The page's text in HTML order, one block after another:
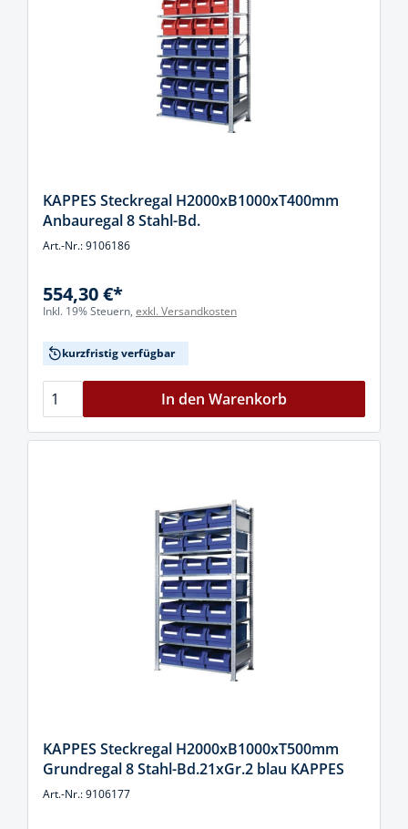
KAPPES Steckregal H2000xB1000xT400mm
Anbauregal 8 Stahl-Bd.
Art.-Nr.: 9106186
554,30 €*
Inkl. 19% Steuern, exkl. Versandkosten
kurzfristig verfügbar
In den Warenkorb
KAPPES Steckregal H2000xB1000xT500mm
Grundregal 8 Stahl-Bd.21xGr.2 blau KAPPES
Art.-Nr.: 9106177